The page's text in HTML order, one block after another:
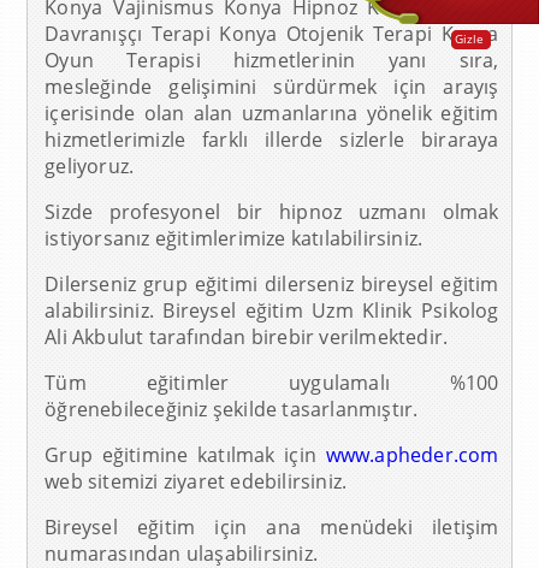
Konya Vajinismus Konya Hipnoz Konya Bilişsel
Davranışçı Terapi Konya Otojenik Terapi Konya
Oyun Terapisi hizmetlerinin yanı sıra,
mesleğinde gelişimini sürdürmek için arayış
içerisinde olan alan uzmanlarına yönelik eğitim
hizmetlerimizle farklı illerde sizlerle biraraya
geliyoruz.
Sizde profesyonel bir hipnoz uzmanı olmak
istiyorsanız eğitimlerimize katılabilirsiniz.
Dilerseniz grup eğitimi dilerseniz bireysel eğitim
alabilirsiniz. Bireysel eğitim Uzm Klinik Psikolog
Ali Akbulut tarafından birebir verilmektedir.
Tüm eğitimler uygulamalı %100
öğrenebileceğiniz şekilde tasarlanmıştır.
Grup eğitimine katılmak için www.apheder.com
web sitemizi ziyaret edebilirsiniz.
Bireysel eğitim için ana menüdeki iletişim
numarasından ulaşabilirsiniz.
Gizle